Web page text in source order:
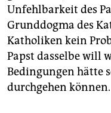
Unfehlbarkeit des
Grunddogma des
Katholiken kein
Papst dasselbe will
Bedingungen hätte
durchgehen können.